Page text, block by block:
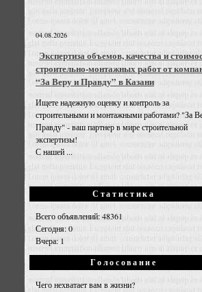
04.08.2026
Экспертиза объемов, качества и
строительно-монтажных работ от
“За Веру и Правду” в Казани
Ищете надежную оценку и контроль за
строительными и монтажными работами? "За
Правду" - ваш партнер в мире строительной
экспертизы!
С нашей ...
Статистика
Всего объявлений: 48361
Сегодня: 0
Вчера: 1
Голосование
Чего нехватает вам в жизни?